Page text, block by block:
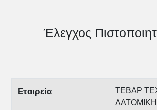
Έλεγχος
Εταιρεία
ΤΕΒΑΡ